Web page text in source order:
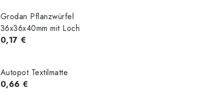
Grodan Pflanzwürfel
36x36x40mm mit Loch
0,17 €
Autopot Textilmatte
0,66 €